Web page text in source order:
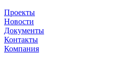
Проекты
Новости
Документы
Контакты
Компания